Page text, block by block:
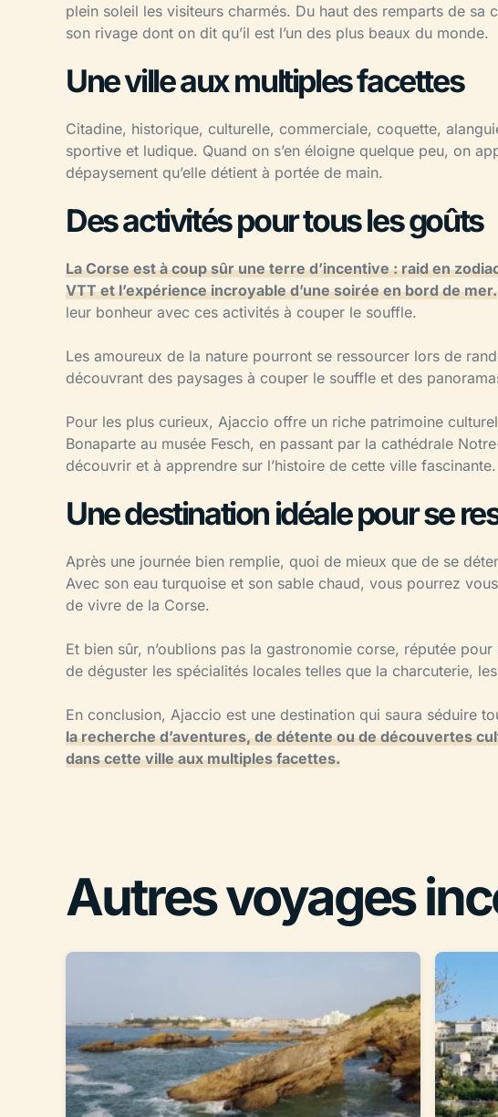
plein soleil les visiteurs charmés. Du haut des remparts de sa
son rivage dont on dit qu’il est l’un des plus beaux du monde.
Une ville aux multiples facettes
Citadine, historique, culturelle, commerciale, coquette,
sportive et ludique. Quand on s’en éloigne quelque peu, on
dépaysement qu’elle détient à portée de main.
Des activités pour tous les goûts
La Corse est à coup sûr une terre d’incentive : raid en
VTT et l’expérience incroyable d’une soirée en bord de mer.
leur bonheur avec ces activités à couper le souffle.
Les amoureux de la nature pourront se ressourcer lors de
découvrant des paysages à couper le souffle et des
Pour les plus curieux, Ajaccio offre un riche patrimoine
Bonaparte au musée Fesch, en passant par la cathédrale
découvrir et à apprendre sur l’histoire de cette ville fascinante.
Une destination idéale pour se
Après une journée bien remplie, quoi de mieux que de se
Avec son eau turquoise et son sable chaud, vous pourrez
de vivre de la Corse.
Et bien sûr, n’oublions pas la gastronomie corse, réputée
de déguster les spécialités locales telles que la charcuterie,
En conclusion, Ajaccio est une destination qui saura séduire
la recherche d’aventures, de détente ou de découvertes
dans cette ville aux multiples facettes.
Autres voyages